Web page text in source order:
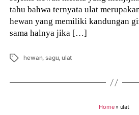
tahu bahwa ternyata ulat
hewan yang memiliki kandungan
sama halnya jika […]
Tags hewan,sagu, ulat
Home» ulat